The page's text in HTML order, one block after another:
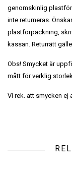
genomskinlig
inte returneras.
plastförpackning,
kassan. Returrätt
Obs! Smycket är
mått för verklig storlek.
Vi rek. att smycken ej